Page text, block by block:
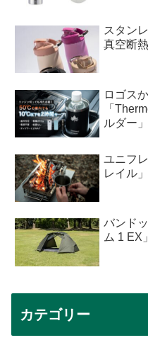
スタン
真空断
ロゴス
「
ルダー
ユニフ
レイル」
バンド
ム 1 EX」
カテゴリー